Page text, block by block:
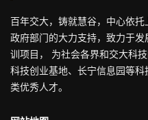
百年交大，铸就慧谷，中心依
政府部门的大力支持，致力于
训项目， 为社会各界和交大科
科技创业基地、长宁信息园等
类优秀人才。